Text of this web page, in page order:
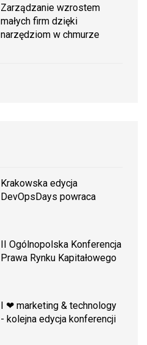
Zarządzanie wzrostem
małych firm dzięki
narzędziom w chmurze
Krakowska edycja
DevOpsDays powraca
II Ogólnopolska Konferencja
Prawa Rynku Kapitałowego
I ❤ marketing & technology
- kolejna edycja konferencji